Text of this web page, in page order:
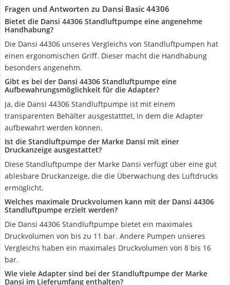
Fragen und Antworten zu Dansi Basic 44306
Bietet die Dansi 44306 Standluftpumpe eine angenehme
Handhabung?
Die Dansi 44306 unseres Vergleichs von Standluftpumpen hat
einen ergonomischen Griff. Dieser macht die Handhabung
besonders angenehm.
Gibt es bei der Dansi 44306 Standluftpumpe eine
Aufbewahrungsmöglichkeit für die Adapter?
Ja, die Dansi 44306 Standluftpumpe ist mit einem
transparenten Behälter ausgestatttet, in dem die Adapter
aufbewahrt werden können.
Ist die Standluftpumpe der Marke Dansi mit einer
Druckanzeige ausgestattet?
Diese Standluftpumpe der Marke Dansi verfügt über eine gut
ablesbare Druckanzeige, die die Überwachung des Luftdrucks
ermöglicht.
Welches maximale Druckvolumen kann mit der Dansi 44306
Standluftpumpe erzielt werden?
Die Dansi 44306 Standluftpumpe bietet ein maximales
Druckvolumen von bis zu 11 bar. Andere Pumpen unseres
Vergleichs haben ein maximales Druckvolumen von 8 bis 16
bar.
Wie viele Adapter sind bei der Standluftpumpe der Marke
Dansi im Lieferumfang enthalten?